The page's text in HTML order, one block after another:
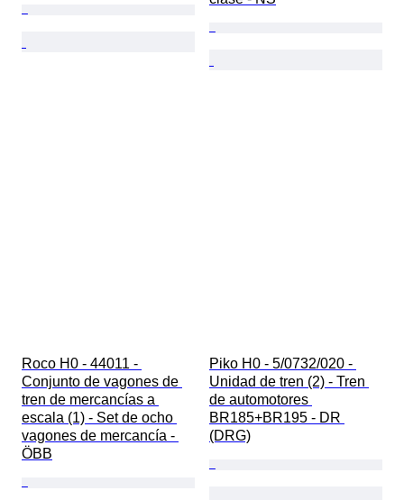
Roco H0 - 44011 -
Conjunto de vagones de
tren de mercancías a
escala (1) - Set de ocho
vagones de mercancía -
ÖBB
Piko H0 - 5/0732/020 -
Unidad de tren (2) - Tren
de automotores
BR185+BR195 - DR
(DRG)